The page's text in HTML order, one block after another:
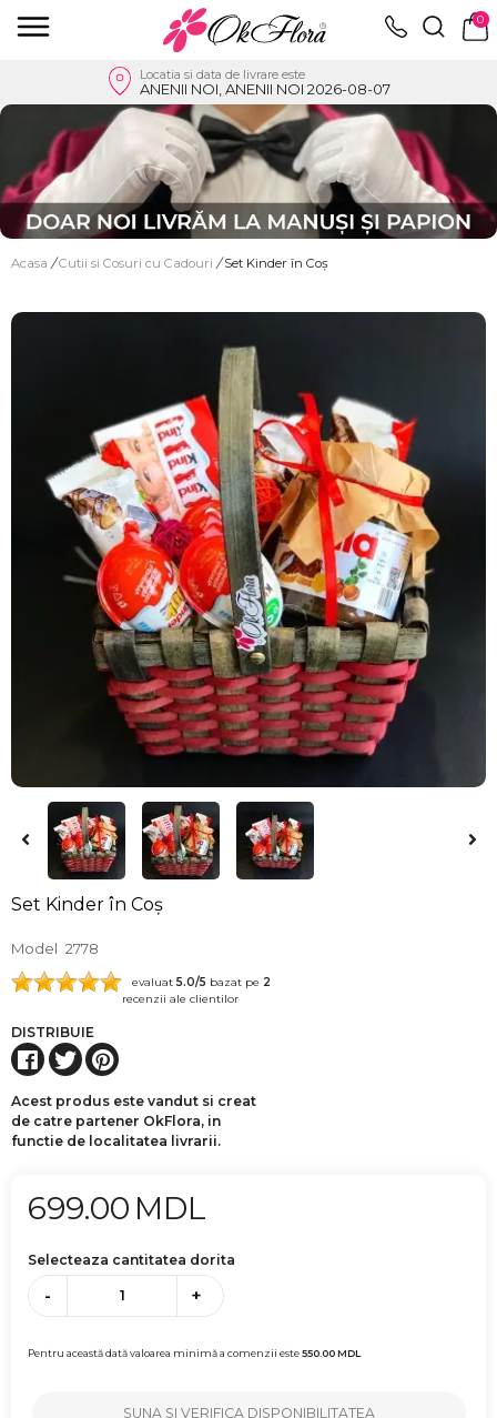
0
Locatia si data de livrare este
ANENII NOI, ANENII NOI 2026-08-07
Acasa / Cutii si Cosuri cu Cadouri / Set Kinder în Coș
Set Kinder în Coș
Model 2778
evaluat 5.0/5 bazat pe 2
recenzii ale clientilor
DISTRIBUIE
Acest produs este vandut si creat
de catre partener OkFlora, in
functie de localitatea livrarii.
699.00 MDL
Selecteaza cantitatea dorita
- +
Pentru această dată valoarea minimă a comenzii este550.00MDL
SUNA SI VERIFICA DISPONIBILITATEA